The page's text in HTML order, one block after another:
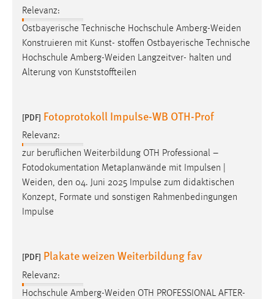
Relevanz:
Ostbayerische Technische Hochschule Amberg-Weiden
Konstruieren mit Kunst- stoffen Ostbayerische Technische
Hochschule Amberg-Weiden Langzeitver- halten und
Alterung von Kunststoffteilen
[PDF] Fotoprotokoll Impulse-WB OTH-Prof
Relevanz:
zur beruflichen Weiterbildung OTH Professional –
Fotodokumentation Metaplanwände mit Impulsen |
Weiden, den 04. Juni 2025 Impulse zum didaktischen
Konzept, Formate und sonstigen Rahmenbedingungen
Impulse
[PDF] Plakate weizen Weiterbildung fav
Relevanz:
Hochschule Amberg-Weiden OTH PROFESSIONAL AFTER-